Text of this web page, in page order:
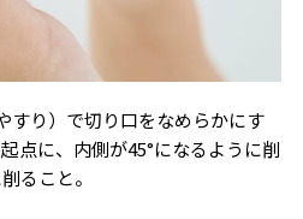
すり）で切り口をなめらかにす
点に、内側が45°になるように削
ること。